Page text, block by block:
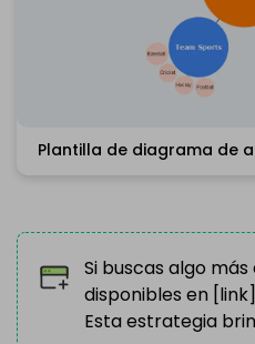
*Elarchivo emmxdebe
Si aún no tienes
desde
el
También puedes probar
gratuita desde
Plantilla de diagrama de
Si buscas algo
disponibles en
Esta estrategia